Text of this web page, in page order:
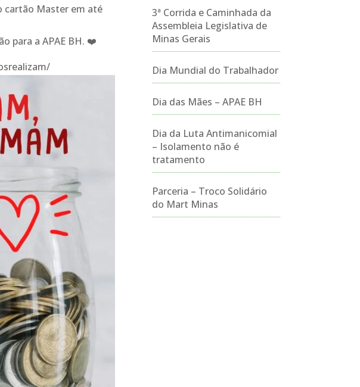
cartão Master em até
para a APAE BH. ❤️
3ª Corrida e Caminhada da
Assembleia Legislativa de
Minas Gerais
Dia Mundial do Trabalhador
Dia das Mães – APAE BH
Dia da Luta Antimanicomial
– Isolamento não é
tratamento
Parceria – Troco Solidário
do Mart Minas